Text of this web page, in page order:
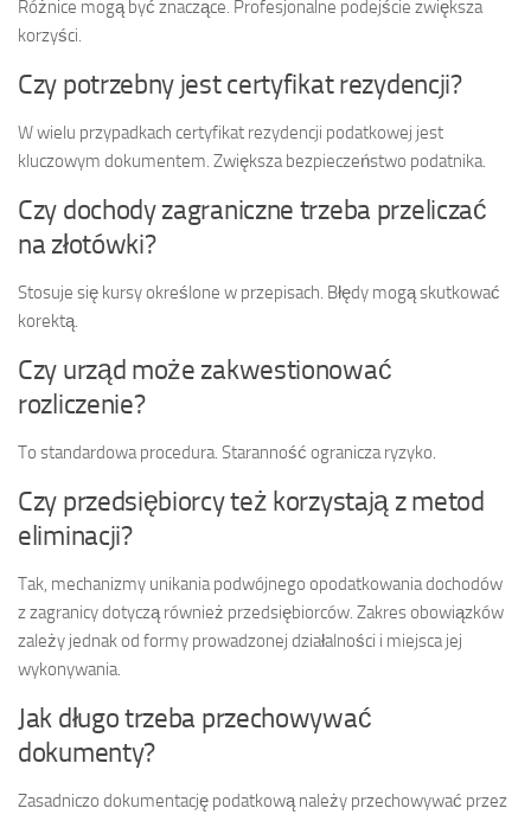
Różnice mogą być znaczące. Profesjonalne podejście zwiększa
korzyści.
Czy potrzebny jest certyfikat rezydencji?
W wielu przypadkach certyfikat rezydencji podatkowej jest
kluczowym dokumentem. Zwiększa bezpieczeństwo podatnika.
Czy dochody zagraniczne trzeba przeliczać
na złotówki?
Stosuje się kursy określone w przepisach. Błędy mogą skutkować
korektą.
Czy urząd może zakwestionować
rozliczenie?
To standardowa procedura. Staranność ogranicza ryzyko.
Czy przedsiębiorcy też korzystają z metod
eliminacji?
Tak, mechanizmy unikania podwójnego opodatkowania dochodów
z zagranicy dotyczą również przedsiębiorców. Zakres obowiązków
zależy jednak od formy prowadzonej działalności i miejsca jej
wykonywania.
Jak długo trzeba przechowywać
dokumenty?
Zasadniczo dokumentację podatkową należy przechowywać przez